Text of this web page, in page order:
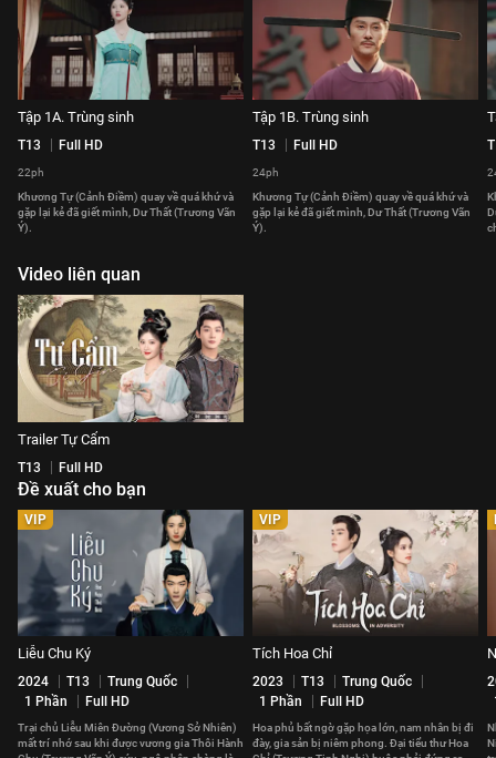
Tập 1A. Trùng sinh
T13 Full HD
22ph
Khương Tự (Cảnh Điềm) quay về quá khứ và
gặp lại kẻ đã giết mình, Dư Thất (Trương Vãn
Ý).
Tập 1B. Trùng sinh
T13 Full HD
24ph
Khương Tự (Cảnh Điềm) quay về quá khứ và
gặp lại kẻ đã giết mình, Dư Thất (Trương Vãn
Ý).
Video liên quan
Trailer Tự Cẩm
T13 Full HD
Đề xuất cho bạn
VIP
Liễu Chu Ký
2024 T13
Trung Quốc
1 Phần
Full HD
Trại chủ Liễu Miên Đường (Vương Sở Nhiên)
mất trí nhớ sau khi được vương gia Thôi Hành
VIP
Tích Hoa Chỉ
2023 T13
Trung Quốc
1 Phần
Full HD
Hoa phủ bất ngờ gặp họa lớn, nam nhân bị đi
đày, gia sản bị niêm phong. Đại tiểu thư Hoa